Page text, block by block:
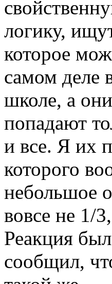
логику,
которое
самом деле
школе, а
попадают
и все. Я их
которого
небольшое
вовсе не 1/
Реакция
сообщил,